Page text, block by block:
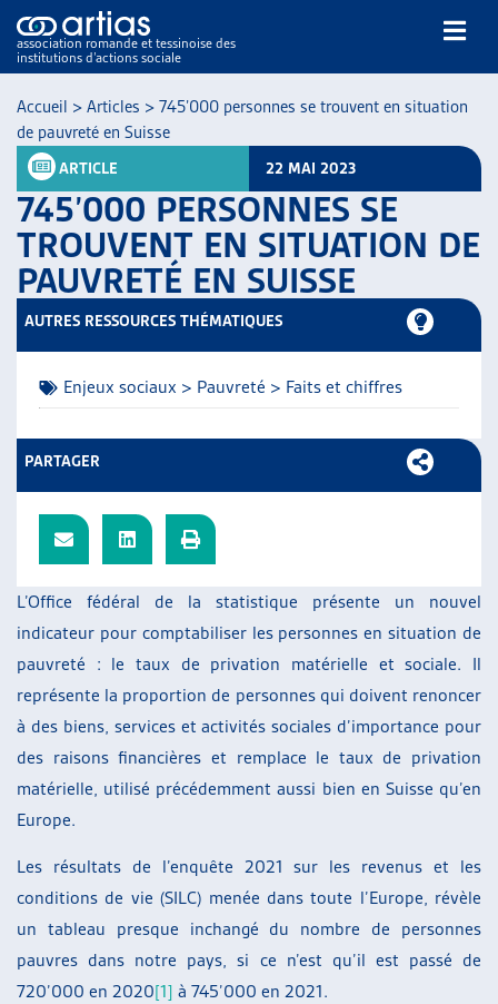
association romande et tessinoise des
institutions d’actions sociale
NOS PUBLICATIONS
ARTICLES
RESSOURCES
GUIDE SOCIAL ROMAND
ARTIAS
L’ASSOCIATION
JOURNÉES D’AUTOMNE
Accueil > Articles > 745’000 personnes se trouvent en situation
de pauvreté en Suisse
ARTICLE 22 MAI 2023
745’000 PERSONNES SE
TROUVENT EN SITUATION DE
PAUVRETÉ EN SUISSE
L’Office fédéral de la statistique présente un nouvel
indicateur pour comptabiliser les personnes en situation de
pauvreté : le taux de privation matérielle et sociale. Il
représente la proportion de personnes qui doivent renoncer
à des biens, services et activités sociales d’importance pour
des raisons financières et remplace le taux de privation
matérielle, utilisé précédemment aussi bien en Suisse qu’en
Europe.
Les résultats de l’enquête 2021 sur les revenus et les
conditions de vie (SILC) menée dans toute l’Europe, révèle
un tableau presque inchangé du nombre de personnes
pauvres dans notre pays, si ce n’est qu’il est passé de
720’000 en 2020[1] à 745’000 en 2021.
AUTRES RESSOURCES THÉMATIQUES
Enjeux sociaux > Pauvreté > Faits et chiffres
PARTAGER